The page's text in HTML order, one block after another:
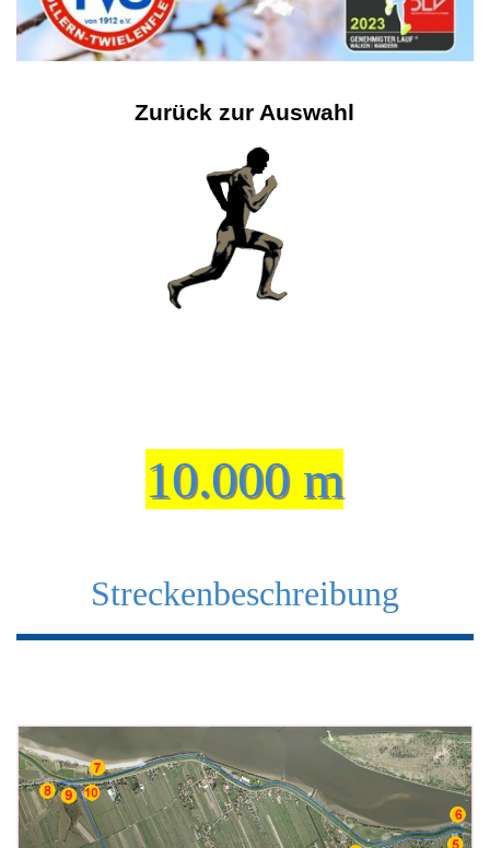
Zurück zur Auswahl
10.000 m
Streckenbeschreibung